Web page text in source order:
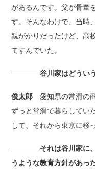
があるんです。父が骨董
す。そんなわけで、当時
親がかりだったけど、高
てすんでいた。
――――谷川家はどういう
俊太郎 愛知県の常滑の
ずっと常滑で暮らしてい
して、それから東京に移
――――それは谷川家に、
うような教育方針があっ